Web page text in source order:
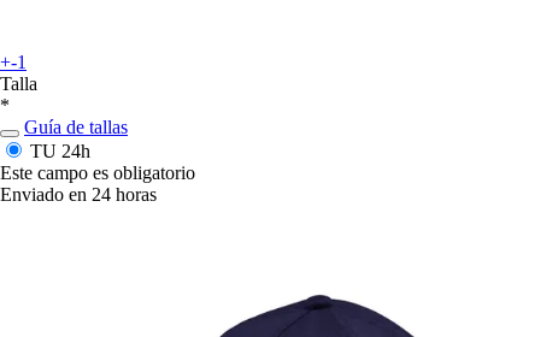
+-1
Talla
*
Guía de tallas
TU 24h
Este campo es obligatorio
Enviado en 24 horas